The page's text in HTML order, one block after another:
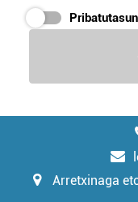
Arretxinaga